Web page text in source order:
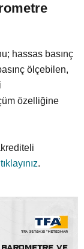
hassas basınç
ölçebilen,
özelliğine
.